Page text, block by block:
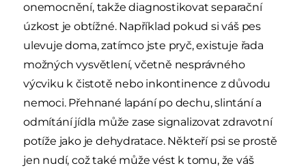
onemocnění, takže diagnostikovat separační
úzkost je obtížné. Například pokud si váš pes
ulevuje doma, zatímco jste pryč, existuje řada
možných vysvětlení, včetně nesprávného
výcviku k čistotě nebo inkontinence z důvodu
nemoci. Přehnané lapání po dechu, slintání a
odmítání jídla může zase signalizovat zdravotní
potíže jako je dehydratace. Někteří psi se prostě
jen nudí, což také může vést k tomu, že váš